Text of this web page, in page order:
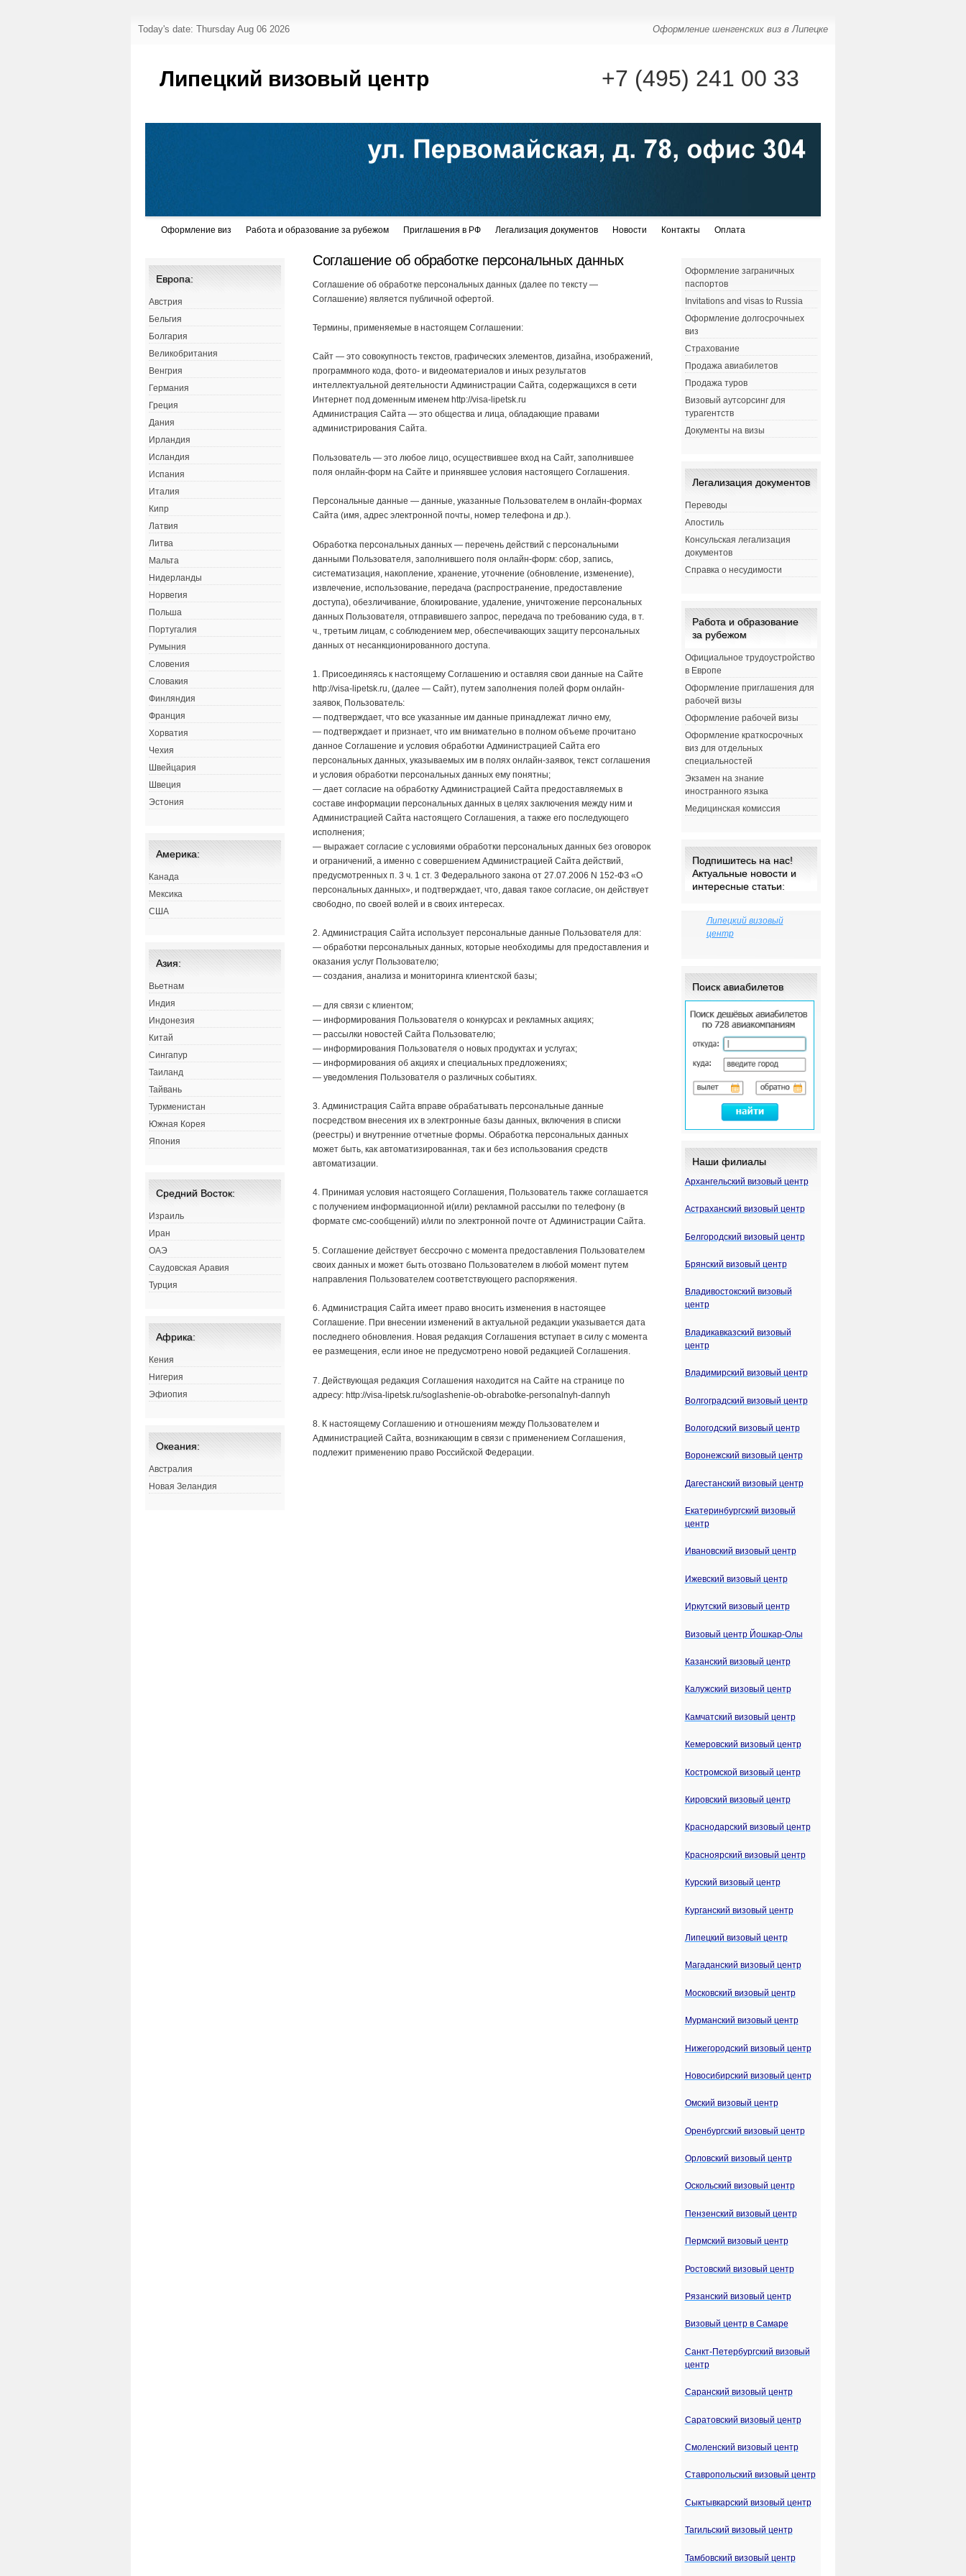
Оформление шенгенских виз в Липецке
Today's date: Thursday Aug 06 2026
Липецкий визовый центр +7 (495) 241 00 33
Оформление виз Работа и образование за рубежом Приглашения в РФ Легализация документов Новости Контакты Оплата
Соглашение об обработке персональных данных
Соглашение об обработке персональных данных (далее по тексту —
Соглашение) является публичной офертой.
Термины, применяемые в настоящем Соглашении:
Сайт — это совокупность текстов, графических элементов, дизайна, изображений,
программного кода, фото- и видеоматериалов и иных результатов
интеллектуальной деятельности Администрации Сайта, содержащихся в сети
Интернет под доменным именем http://visa-lipetsk.ru
Администрация Сайта — это общества и лица, обладающие правами
администрирования Сайта.
Пользователь — это любое лицо, осуществившее вход на Сайт, заполнившее
поля онлайн-форм на Сайте и принявшее условия настоящего Соглашения.
Персональные данные — данные, указанные Пользователем в онлайн-формах
Сайта (имя, адрес электронной почты, номер телефона и др.).
Обработка персональных данных — перечень действий с персональными
данными Пользователя, заполнившего поля онлайн-форм: сбор, запись,
систематизация, накопление, хранение, уточнение (обновление, изменение),
извлечение, использование, передача (распространение, предоставление
доступа), обезличивание, блокирование, удаление, уничтожение персональных
данных Пользователя, отправившего запрос, передача по требованию суда, в т.
ч., третьим лицам, с соблюдением мер, обеспечивающих защиту персональных
данных от несанкционированного доступа.
1. Присоединяясь к настоящему Соглашению и оставляя свои данные на Сайте
http://visa-lipetsk.ru, (далее — Сайт), путем заполнения полей форм онлайн-
заявок, Пользователь:
— подтверждает, что все указанные им данные принадлежат лично ему,
— подтверждает и признает, что им внимательно в полном объеме прочитано
данное Соглашение и условия обработки Администрацией Сайта его
персональных данных, указываемых им в полях онлайн-заявок, текст соглашения
и условия обработки персональных данных ему понятны;
— дает согласие на обработку Администрацией Сайта предоставляемых в
составе информации персональных данных в целях заключения между ним и
Администрацией Сайта настоящего Соглашения, а также его последующего
исполнения;
— выражает согласие с условиями обработки персональных данных без оговорок
и ограничений, а именно с совершением Администрацией Сайта действий,
предусмотренных п. 3 ч. 1 ст. 3 Федерального закона от 27.07.2006 N 152-ФЗ «О
персональных данных», и подтверждает, что, давая такое согласие, он действует
свободно, по своей волей и в своих интересах.
2. Администрация Сайта использует персональные данные Пользователя для:
— обработки персональных данных, которые необходимы для предоставления и
оказания услуг Пользователю;
— создания, анализа и мониторинга клиентской базы;
— для связи с клиентом;
— информирования Пользователя о конкурсах и рекламных акциях;
— рассылки новостей Сайта Пользователю;
— информирования Пользователя о новых продуктах и услугах;
— информирования об акциях и специальных предложениях;
— уведомления Пользователя о различных событиях.
3. Администрация Сайта вправе обрабатывать персональные данные
посредством внесения их в электронные базы данных, включения в списки
(реестры) и внутренние отчетные формы. Обработка персональных данных
может быть, как автоматизированная, так и без использования средств
автоматизации.
4. Принимая условия настоящего Соглашения, Пользователь также соглашается
с получением информационной и(или) рекламной рассылки по телефону (в
формате смс-сообщений) и/или по электронной почте от Администрации Сайта.
5. Соглашение действует бессрочно с момента предоставления Пользователем
своих данных и может быть отозвано Пользователем в любой момент путем
направления Пользователем соответствующего распоряжения.
6. Администрация Сайта имеет право вносить изменения в настоящее
Соглашение. При внесении изменений в актуальной редакции указывается дата
последнего обновления. Новая редакция Соглашения вступает в силу с момента
ее размещения, если иное не предусмотрено новой редакцией Соглашения.
7. Действующая редакция Соглашения находится на Сайте на странице по
адресу: http://visa-lipetsk.ru/soglashenie-ob-obrabotke-personalnyh-dannyh
8. К настоящему Соглашению и отношениям между Пользователем и
Администрацией Сайта, возникающим в связи с применением Соглашения,
подлежит применению право Российской Федерации.
Европа:
Австрия
Бельгия
Болгария
Великобритания
Венгрия
Германия
Греция
Дания
Ирландия
Исландия
Испания
Италия
Кипр
Латвия
Литва
Мальта
Нидерланды
Норвегия
Польша
Португалия
Румыния
Словения
Словакия
Финляндия
Франция
Хорватия
Чехия
Швейцария
Швеция
Эстония
Америка:
Канада
Мексика
США
Азия:
Вьетнам
Индия
Индонезия
Китай
Сингапур
Таиланд
Тайвань
Туркменистан
Южная Корея
Япония
Средний Восток:
Израиль
Иран
ОАЭ
Саудовская Аравия
Турция
Африка:
Кения
Нигерия
Эфиопия
Океания:
Австралия
Новая Зеландия
Оформление заграничных
паспортов
Invitations and visas to Russia
Оформление долгосрочныех
виз
Страхование
Продажа авиабилетов
Продажа туров
Визовый аутсорсинг для
турагентств
Документы на визы
Легализация документов
Переводы
Апостиль
Консульская легализация
документов
Справка о несудимости
Работа и образование
за рубежом
Официальное трудоустройство
в Европе
Оформление приглашения для
рабочей визы
Оформление рабочей визы
Оформление краткосрочных
виз для отдельных
специальностей
Экзамен на знание
иностранного языка
Медицинская комиссия
Подпишитесь на нас!
Актуальные новости и
интересные статьи:
Липецкий визовый
центр
Поиск авиабилетов
Наши филиалы
Архангельский визовый центр
Астраханский визовый центр
Белгородский визовый центр
Брянский визовый центр
Владивостокский визовый
центр
Владикавказский визовый
центр
Владимирский визовый центр
Волгоградский визовый центр
Вологодский визовый центр
Воронежский визовый центр
Дагестанский визовый центр
Екатеринбургский визовый
центр
Ивановский визовый центр
Ижевский визовый центр
Иркутский визовый центр
Визовый центр Йошкар-Олы
Казанский визовый центр
Калужский визовый центр
Камчатский визовый центр
Кемеровский визовый центр
Костромской визовый центр
Кировский визовый центр
Краснодарский визовый центр
Красноярский визовый центр
Курский визовый центр
Курганский визовый центр
Липецкий визовый центр
Магаданский визовый центр
Московский визовый центр
Мурманский визовый центр
Нижегородский визовый центр
Новосибирский визовый центр
Омский визовый центр
Оренбургский визовый центр
Орловский визовый центр
Оскольский визовый центр
Пензенский визовый центр
Пермский визовый центр
Ростовский визовый центр
Рязанский визовый центр
Визовый центр в Самаре
Санкт-Петербургский визовый
центр
Саранский визовый центр
Саратовский визовый центр
Смоленский визовый центр
Ставропольский визовый центр
Сыктывкарский визовый центр
Тагильский визовый центр
Тамбовский визовый центр